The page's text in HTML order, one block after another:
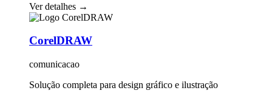
Ver detalhes →
CorelDRAW
comunicacao
Solução completa para design gráfico e ilustração